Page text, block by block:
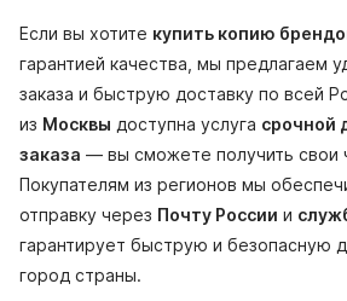
Если вы хотите купить копию
гарантией качества, мы предлагаем
заказа и быструю доставку по всей
из Москвы доступна услуга срочной
заказа — вы сможете получить свои
Покупателям из регионов мы
отправку через Почту России и
гарантирует быструю и безопасную
город страны.